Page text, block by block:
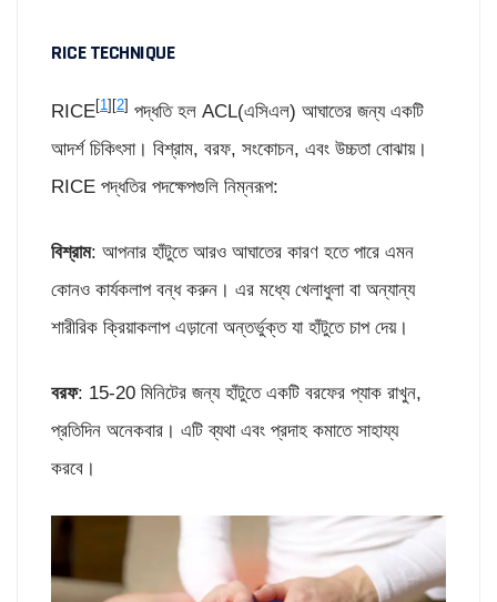
RICE TECHNIQUE
RICE[1][2] পদ্ধতি হল ACL(এসিএল) আঘাতের জন্য একটি
আদর্শ চিকিৎসা। বিশ্রাম, বরফ, সংকোচন, এবং উচ্চতা বোঝায়।
RICE পদ্ধতির পদক্ষেপগুলি নিম্নরূপ:
বিশ্রাম: আপনার হাঁটুতে আরও আঘাতের কারণ হতে পারে এমন
কোনও কার্যকলাপ বন্ধ করুন। এর মধ্যে খেলাধুলা বা অন্যান্য
শারীরিক ক্রিয়াকলাপ এড়ানো অন্তর্ভুক্ত যা হাঁটুতে চাপ দেয়।
বরফ: 15-20 মিনিটের জন্য হাঁটুতে একটি বরফের প্যাক রাখুন,
প্রতিদিন অনেকবার। এটি ব্যথা এবং প্রদাহ কমাতে সাহায্য
করবে।